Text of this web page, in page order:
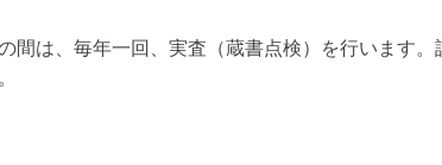
間は、毎年一回、実査（蔵書点検）を行います。